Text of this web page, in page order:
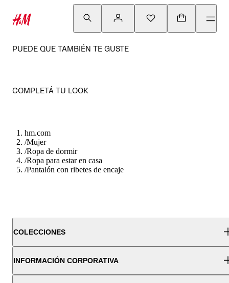
PUEDE QUE TAMBIÉN TE GUSTE
COMPLETÁ TU LOOK
hm.com
/Mujer
/Ropa de dormir
/Ropa para estar en casa
/Pantalón con ribetes de encaje
COLECCIONES
INFORMACIÓN CORPORATIVA